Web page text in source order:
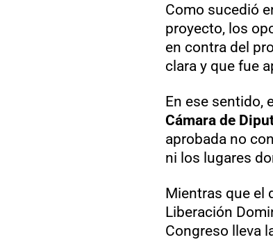
Como sucedió
proyecto, los
en contra del
clara y que fue
En ese sentido,
Cámara de
aprobada no
ni los lugares
Mientras que el
Liberación
Congreso lleva